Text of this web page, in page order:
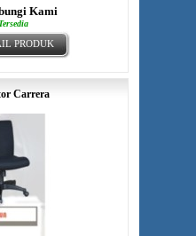
Kami
PRODUK
Carrera